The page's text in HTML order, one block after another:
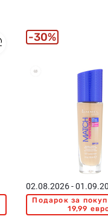
02.08.2026 -
Подарок за
19,99
30%